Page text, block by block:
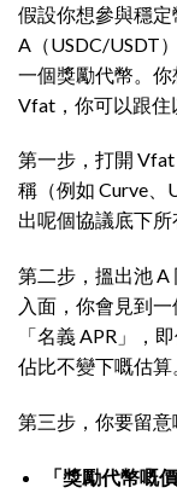
假設你想參與穩
A（USDC/USDT
一個獎勵代幣。
Vfat，你可以跟住
第一步，打開
稱（例如 Curve、
出呢個協議底下所
第二步，搵出池 A
入面，你會見到
「名義 APR」，
佔比不變下嘅估算
第三步，你要留意
「獎勵代幣嘅